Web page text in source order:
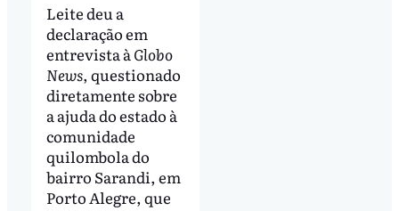
Leite deu a
declaração em
entrevista à Globo
News, questionado
diretamente sobre
a ajuda do estado à
comunidade
quilombola do
bairro Sarandi, em
Porto Alegre, que